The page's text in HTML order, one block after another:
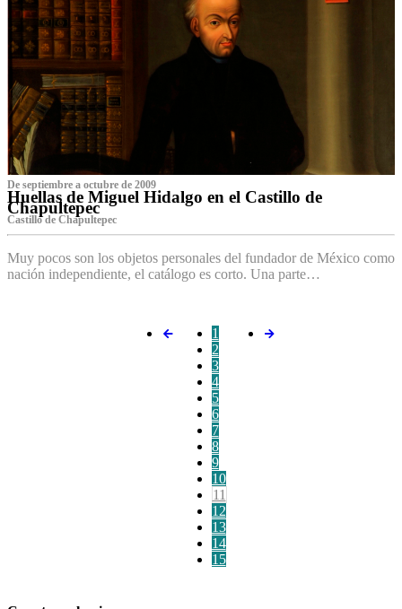
De septiembre a octubre de 2009
Huellas de Miguel Hidalgo en el Castillo de
Chapultepec
Castillo de Chapultepec
Muy pocos son los objetos personales del fundador de México como
nación independiente, el catálogo es corto. Una parte…
1
2
3
4
5
6
7
8
9
10
11
12
13
14
15